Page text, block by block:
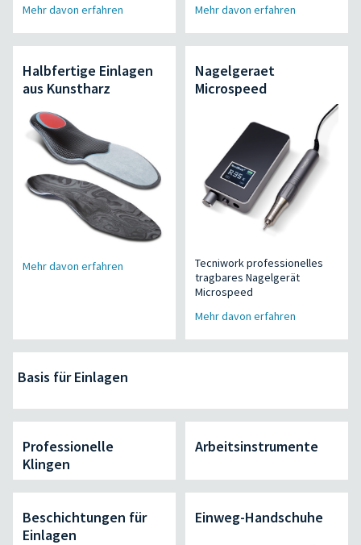
Mehr davon erfahren Mehr davon erfahren
Halbfertige Einlagen
aus Kunstharz
Mehr davon erfahren
Nagelgeraet
Microspeed
Tecniwork professionelles
tragbares Nagelgerät
Microspeed
Mehr davon erfahren
Basis für Einlagen
Professionelle
Klingen
Arbeitsinstrumente
Beschichtungen für
Einlagen
Einweg-Handschuhe